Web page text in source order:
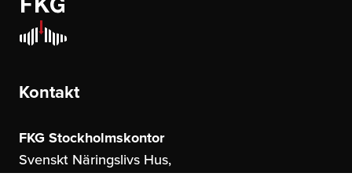
Kontakt
FKG Stockholmskontor
Svenskt Näringslivs Hus,